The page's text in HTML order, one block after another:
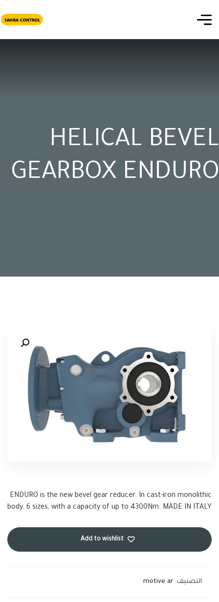
HELICAL BEVEL
GEARBOX ENDURO
ENDURO is the new bevel gear reducer. In cast-iron monolithic
body. 6 sizes, with a capacity of up to 4300Nm. MADE IN ITALY
Add to wishlist
التصنيف: motive ar